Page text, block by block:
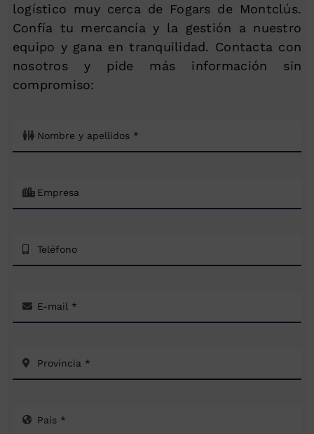
logístico muy cerca de Fogars de Montclús.
Confía tu mercancía y la gestión a nuestro
equipo y gana en tranquilidad. Contacta con
nosotros y pide más información sin
compromiso: